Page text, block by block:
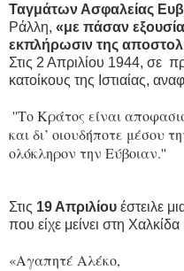
Ταγμάτων Ασφαλείας
Ράλλη, «με πάσαν
εκπλήρωσιν της
Στις 2 Απριλίου 1944, σε
κατοίκους της Ιστιαίας,
''Το Κράτος είναι
και δι’ οιουδήποτε μέσου
ολόκληρον την Εύβοιαν.''
Στις 19 Απριλίου έστειλε
που είχε μείνει στη
«Αγαπητέ Αλέκο,